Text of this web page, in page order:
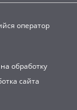
оператор
обработку
сайта